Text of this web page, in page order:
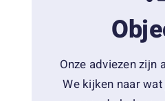
Onze adviezen
We kijken naar